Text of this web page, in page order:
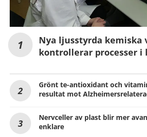
Nya ljusstyrda kemiska
kontrollerar processer i
Grönt te-antioxidant och
resultat mot
Nervceller av plast blir mer
enklare